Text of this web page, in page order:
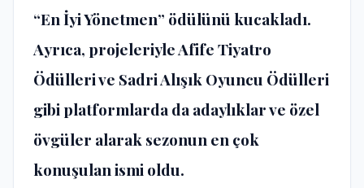
“En İyi Yönetmen” ödülünü kucakladı.
Ayrıca, projeleriyle Afife Tiyatro
Ödülleri ve Sadri Alışık Oyuncu Ödülleri
gibi platformlarda da adaylıklar ve özel
övgüler alarak sezonun en çok
konuşulan ismi oldu.